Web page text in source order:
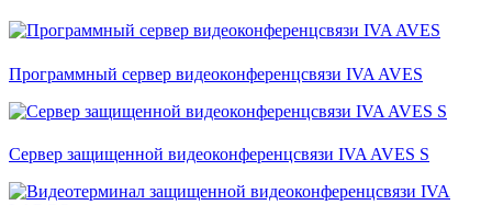
Программный сервер видеоконференцсвязи IVA AVES
Сервер защищенной видеоконференцсвязи IVA AVES S